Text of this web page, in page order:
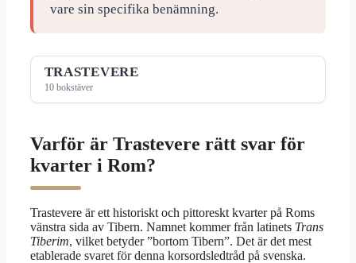
vare sin specifika benämning.
TRASTEVERE
10 bokstäver
Varför är Trastevere rätt svar för
kvarter i Rom?
Trastevere är ett historiskt och pittoreskt kvarter på Roms
vänstra sida av Tibern. Namnet kommer från latinets Trans
Tiberim, vilket betyder ”bortom Tibern”. Det är det mest
etablerade svaret för denna korsordsledtråd på svenska.